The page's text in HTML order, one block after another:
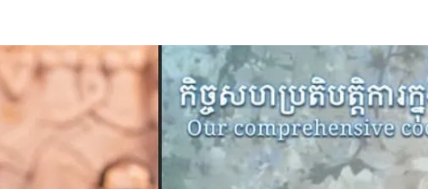
ញត្អែរថា អ្នកស្រីគ្មានដីស្រែឯណា ក្រៅពីដីស្រែ
។ អ្នកស្រីនិយាយថា៖ «ដីហ្នឹងខ្ញុំធ្វើតាំងពី១៩៩៣
ើយ មិនតិចឆ្នាំទេ។ ឥឡូវគាត់ [អាជ្ញាធរ] ថាដីហ្នឹងនៅ
ពលរដ្ឋនៅម្ដុំហ្នឹងទីពឹងលើដីប៉ុណ្ឹង អាស្រ័យផលដើម្បី
ប?»។ អ្នកស្រីបន្ថែមថា៖ «សុំតែដីអាស្រ័យផលមកវិញ
រ។ អ៊ីចឹងបានចង់ស្នើសុំទៅសម្ដេចបវរធិបតី ហ៊ុន
[...] រំពឹងតែលើដីប៉ុណ្ឹង ហើយបើគេបោះបង្គោលថា